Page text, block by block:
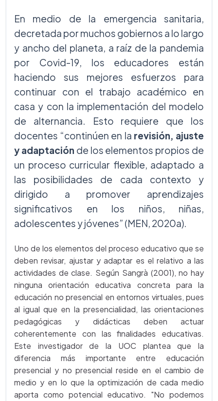
En medio de la emergencia sanitaria,
decretada por muchos gobiernos a lo largo
y ancho del planeta, a raíz de la pandemia
por Covid-19, los educadores están
haciendo sus mejores esfuerzos para
continuar con el trabajo académico en
casa y con la implementación del modelo
de alternancia. Esto requiere que los
docentes “continúen en la revisión, ajuste
y adaptación de los elementos propios de
un proceso curricular flexible, adaptado a
las posibilidades de cada contexto y
dirigido a promover aprendizajes
significativos en los niños, niñas,
adolescentes y jóvenes” (MEN, 2020a).
Uno de los elementos del proceso educativo que se
deben revisar, ajustar y adaptar es el relativo a las
actividades de clase. Según Sangrà (2001), no hay
ninguna orientación educativa concreta para la
educación no presencial en entornos virtuales, pues
al igual que en la presencialidad, las orientaciones
pedagógicas y didácticas deben actuar
coherentemente con las finalidades educativas.
Este investigador de la UOC plantea que la
diferencia más importante entre educación
presencial y no presencial reside en el cambio de
medio y en lo que la optimización de cada medio
aporta como potencial educativo. "No podemos